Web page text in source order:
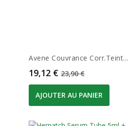
Avene Couvrance Corr.teint...
Prix
19,12 € Prix de base
23,90 €
AJOUTER AU PANIER